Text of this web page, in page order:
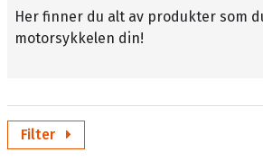
Her finner du alt av produkter som
motorsykkelen din!
Filter